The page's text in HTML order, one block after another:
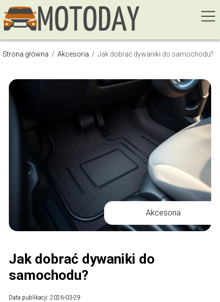
Strona główna / Akcesoria / Jak dobrać dywaniki do samochodu?
Akcesoria
Jak dobrać dywaniki do
samochodu?
Data publikacji: 2026-03-29